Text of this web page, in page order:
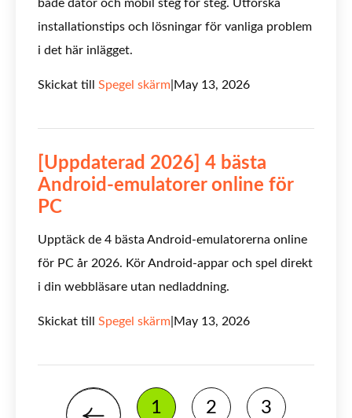
både dator och mobil steg för steg. Utforska
installationstips och lösningar för vanliga problem
i det här inlägget.
Skickat till Spegel skärm May 13, 2026
[Uppdaterad 2026] 4 bästa
Android-emulatorer online för
PC
Upptäck de 4 bästa Android-emulatorerna online
för PC år 2026. Kör Android-appar och spel direkt
i din webbläsare utan nedladdning.
Skickat till Spegel skärm May 13, 2026
1 2 3